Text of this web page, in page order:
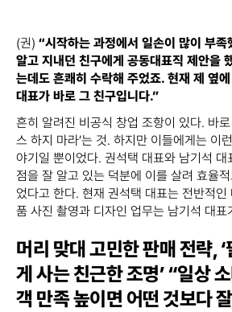
(권) “시작하는 과정에서 일손이 많이 부족
알고 지내던 친구에게 공동대표직 제안을
는데도 흔쾌히 수락해 주었죠. 현재 제 옆
대표가 바로 그 친구입니다.”
흔히 알려진 비공식 창업 조항이 있다. 바로
스 하지 마라’는 것. 하지만 이들에게는 이
야기일 뿐이었다. 권석택 대표와 남기석
점을 잘 알고 있는 덕분에 이를 살려 효율
었다고 한다. 현재 권석택 대표는 전반적인
품 사진 촬영과 디자인 업무는 남기석 대표
머리 맞대 고민한 판매 전략,
게 사는 친근한 조명’ “일상
객 만족 높이면 어떤 것보다